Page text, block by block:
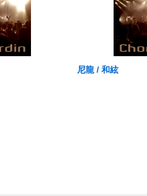
尼龍 / 和絃